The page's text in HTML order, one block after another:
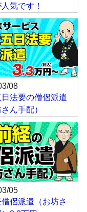
気です！
08
法要の僧侶派遣
さん手配）
05
侶派遣（お坊さ